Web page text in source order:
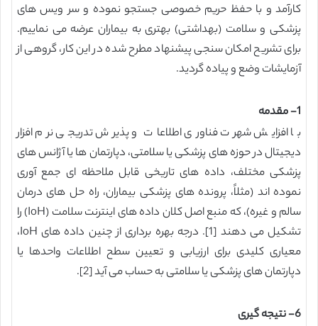
کارآمد و با حفظ حریم خصوصی جستجو نموده و سر ویس های
پزشکی و سلامت (بهداشتی) بهتری به بیماران عرضه می نماییم.
برای تشریح امکان سنجی پیشنهاد مطرح شده در این کار، گروهی از
آزمایشات وضع و پیاده گردید.
1- مقدمه
با افزایش شهرت فناوری اطلاعات و پذیرش تدریجی نرم افزار
دیجیتال در حوزه های پزشکی یا سلامتی، دپارتمان ها یا آژانس های
پزشکی مختلف، داده های تاریخی قابل ملاحظه ای جمع آوری
نموده اند (مثلاً، پرونده های پزشکی بیماران، راه حل های درمان
سالم و غیره)، که منبع اصل کلان داده های اینترنت سلامت (IoH) را
تشکیل می دهند [1]. درجه بهره برداری از چنین داده های IoH،
معیاری کلیدی برای ارزیابی و تعیین سطح اطلاعات واحدها یا
دپارتمان های پزشکی یا سلامتی به حساب می آید [2].
6- نتیجه گیری